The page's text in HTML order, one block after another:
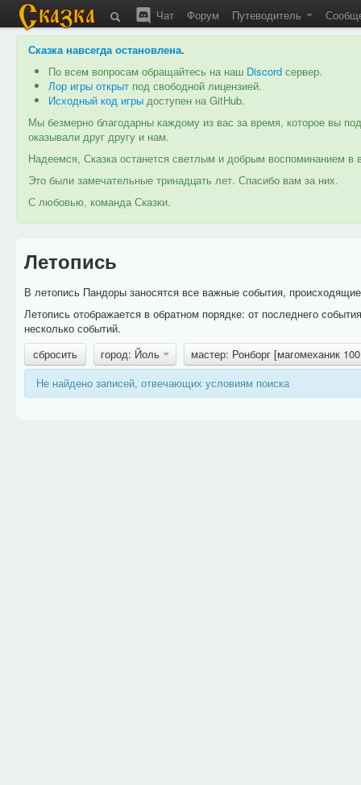
Чат Форум Путеводитель
Сказка навсегда остановлена.
По всем вопросам обращайтесь на наш Discord сервер.
Лор игры открыт под свободной лицензией.
Исходный код игры доступен на GitHub.
Мы безмерно благодарны каждому из вас за время, которое вы
оказывали друг другу и нам.
Надеемся, Сказка останется светлым и добрым воспоминанием
Это были замечательные тринадцать лет. Спасибо вам за них.
С любовью, команда Сказки.
Летопись
В летопись Пандоры заносятся все важные события,
Летопись отображается в обратном порядке: от последнего
несколько событий.
сбросить
город: Йоль
мастер: Ронборг [магомеханик
Не найдено записей, отвечающих условиям поиска